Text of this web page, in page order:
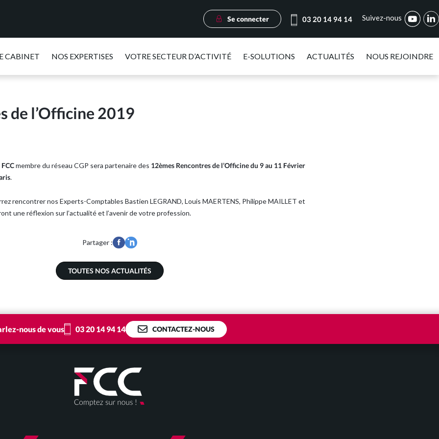
Se connecter 03 20 14 94 14 Suivez-nous
CABINET NOS EXPERTISES VOTRE SECTEUR D’ACTIVITÉ E-SOLUTIONS ACTUALITÉS NOUS REJOINDRE
de l’Officine 2019
FCCmembre du réseau CGP sera partenaire des 12èmes Rencontres de l’Officine du 9 au 11 Février
.
rencontrer nos Experts-Comptables Bastien LEGRAND, Louis MAERTENS, Philippe MAILLET et
une réflexion sur l’actualité et l’avenir de votre profession.
Partager :
TOUTES NOS ACTUALITÉS
nous de vous 03 20 14 94 14 CONTACTEZ-NOUS